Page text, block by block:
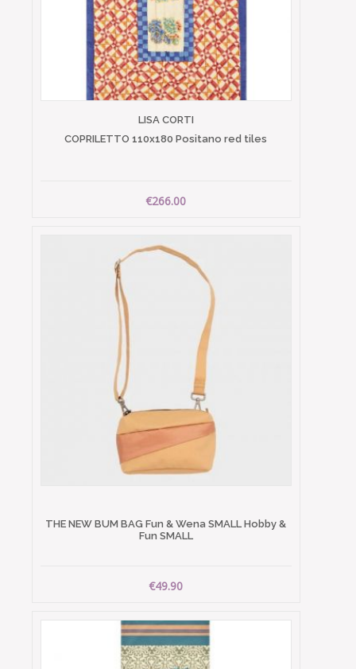
LISA CORTI
COPRILETTO 110x180 Positano red tiles
€266.00
THE NEW BUM BAG Fun & Wena SMALL Hobby &
Fun SMALL
€49.90